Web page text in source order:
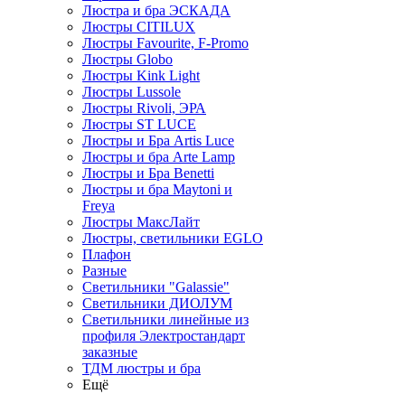
Люстра и бра ЭСКАДА
Люстры CITILUX
Люстры Favourite, F-Promo
Люстры Globo
Люстры Kink Light
Люстры Lussole
Люстры Rivoli, ЭРА
Люстры ST LUCE
Люстры и Бра Artis Luce
Люстры и бра Arte Lamp
Люстры и Бра Benetti
Люстры и бра Maytoni и
Freya
Люстры МаксЛайт
Люстры, светильники EGLO
Плафон
Разные
Светильники "Galassie"
Светильники ДИОЛУМ
Светильники линейные из
профиля Электростандарт
заказные
ТДМ люстры и бра
Ещё